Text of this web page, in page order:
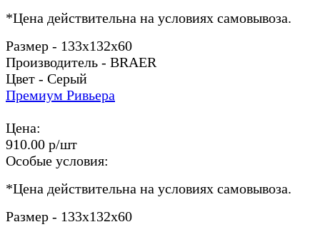
*Цена действительна на условиях самовывоза.
Размер - 133x132x60
Производитель - BRAER
Цвет - Серый
Премиум Ривьера
Цена:
910.00 р/шт
Особые условия:
*Цена действительна на условиях самовывоза.
Размер - 133x132x60